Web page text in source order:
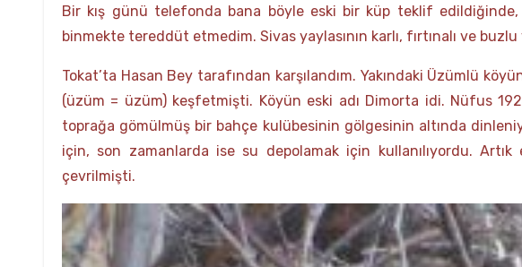
Bir kış günü telefonda bana böyle eski bir küp teklif
binmekte tereddüt etmedim. Sivas yaylasının karlı, fırtınalı ve
Tokat’ta Hasan Bey tarafından karşılandım. Yakındaki Üzümlü
(üzüm = üzüm) keşfetmişti. Köyün eski adı Dimorta idi. Nüfus
toprağa gömülmüş bir bahçe kulübesinin gölgesinin altında
için, son zamanlarda ise su depolamak için kullanılıyordu.
çevrilmişti.